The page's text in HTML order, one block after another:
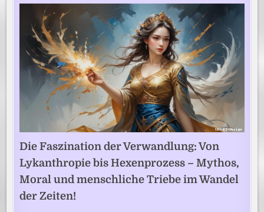
Die Faszination der Verwandlung: Von
Lykanthropie bis Hexenprozess – Mythos,
Moral und menschliche Triebe im Wandel
der Zeiten!